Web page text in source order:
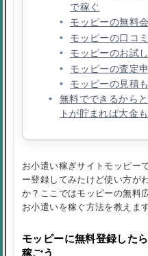
で稼ぐ
モッピーの無料
モッピーの口コ
モッピーのお試
モッピーの査定
モッピーの見積
無料でできるから
トが貯まれば大金
お小遣い稼ぎサイトモッピー
ー登録してみたけど使い方が
か？ここではモッピーの無料
お小遣いを稼ぐ方法を教えま
モッピーに無料登録した
稼ごう